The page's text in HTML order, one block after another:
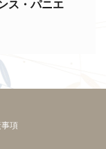
ス・パニエ
項